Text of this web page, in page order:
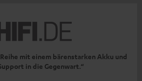
mit einem bärenstarken Akku und
in die Gegenwart.“